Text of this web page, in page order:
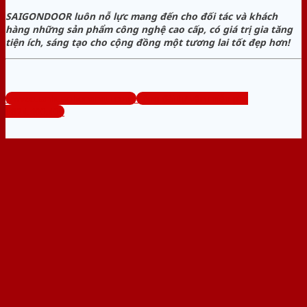
SAIGONDOOR luôn nỗ lực mang đến cho đối tác và khách
hàng những sản phẩm công nghệ cao cấp, có giá trị gia tăng
tiện ích, sáng tạo cho cộng đồng một tương lai tốt đẹp hơn!
www.cuanhuaphongngu.com
Tổng đài tư vấn miễn phí:
0824.400.400